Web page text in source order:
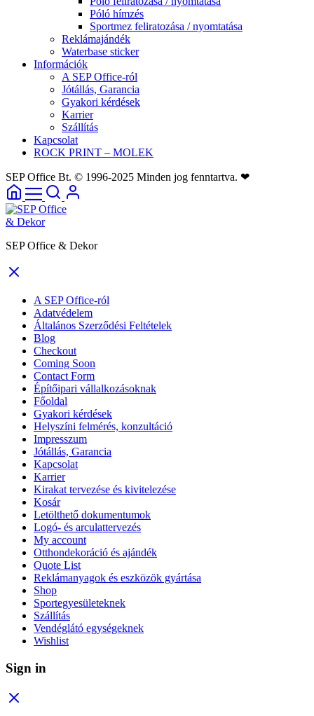
Póló hímzés
Sportmez feliratozása / nyomtatása
Reklámajándék
Waterbase sticker
Információk
A SEP Office-ról
Jótállás, Garancia
Gyakori kérdések
Karrier
Szállítás
Kapcsolat
ROCK PRINT – MOLEK
SEP Office Bt. © 1996-2025 Minden jog fenntartva. ❤
SEP Office & Dekor
A SEP Office-ról
Adatvédelem
Általános Szerződési Feltételek
Blog
Checkout
Coming Soon
Contact Form
Építőipari vállalkozásoknak
Főoldal
Gyakori kérdések
Helyszíni felmérés, konzultáció
Impresszum
Jótállás, Garancia
Kapcsolat
Karrier
Kirakat tervezése és kivitelezése
Kosár
Letölthető dokumentumok
Logó- és arculattervezés
My account
Otthondekoráció és ajándék
Quote List
Reklámanyagok és eszközök gyártása
Shop
Sportegyesületeknek
Szállítás
Vendéglátó egységeknek
Wishlist
Sign in